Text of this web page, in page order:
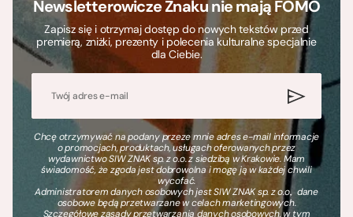
Newsletterowicze Znaku nie mają FOMO
Zapisz się i otrzymaj dostęp do nowych tekstów przed
premierą, zniżki, prezenty i polecenia kulturalne specjalnie
dla Ciebie.
Chcę otrzymywać na podany przeze mnie adres e-mail informacje
o promocjach, produktach, usługach oferowanych przez
wydawnictwo SIW ZNAK sp. z o.o. z siedzibą w Krakowie. Mam
świadomość, że zgoda jest dobrowolna i mogę ją w każdej chwili
wycofać.
Administratorem danych osobowych jest SIW ZNAK sp. z o.o., dane
osobowe będą przetwarzane w celach marketingowych.
Szczegółowe zasady przetwarzania danych osobowych, w tym